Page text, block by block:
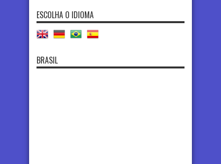
ESCOLHA O IDIOMA
BRASIL